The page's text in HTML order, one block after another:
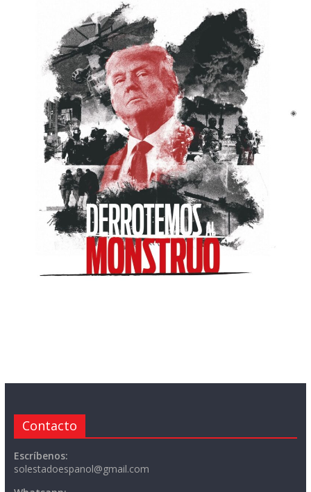
Contacto
Escríbenos:
solestadoespanol@gmail.com